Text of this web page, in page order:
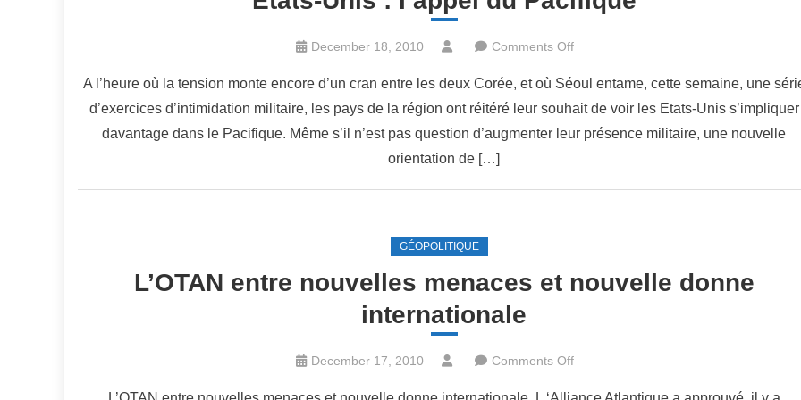
seront-
suffisants
?
December 18, 2010 Comments Offon
Unis
:
l’appel
A l’heure où la tension monte encore d’un cran entre les deux Corée, et où Séoul entame, cette semaine, une
d’exercices d’intimidation militaire, les pays de la région ont réitéré leur souhait de voir les Etats-Unis s’impliquer
davantage dans le Pacifique. Même s’il n’est pas question d’augmenter leur présence militaire, une nouvelle
orientation de […]
GÉOPOLITIQUE
L’OTAN entre nouvelles menaces et nouvelle donne
internationale
December 17, 2010 Comments Offon